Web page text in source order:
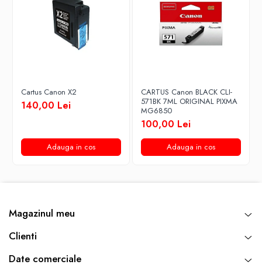
Cartus Canon X2
140,00 Lei
Adauga in cos
CARTUS Canon BLACK CLI-
571BK 7ML ORIGINAL PIXMA
MG6850
100,00 Lei
Adauga in cos
Magazinul meu
Clienti
Date comerciale